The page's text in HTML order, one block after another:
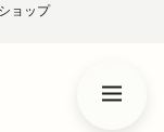
ョップ